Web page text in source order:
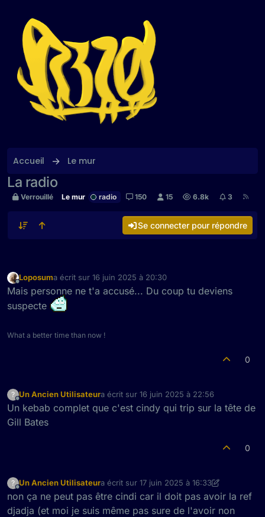
Accueil Le mur
La radio
Verrouillé Le mur radio 150 15 6.8k 3
Se connecter pour répondre
Hors-ligne
Loposuma écrit sur 16 juin 2025 à 20:30
dernière édition par
Mais personne ne t'a accusé... Du coup tu deviens
suspecte
What a better time than now !
0
?
Hors-ligne
Un Ancien Utilisateura écrit sur 16 juin 2025 à 22:56
dernière édition par
Un kebab complet que c'est cindy qui trip sur la tête de
Gill Bates
0
? Un Ancien Utilisateura écrit sur 17 juin 2025 à 16:33
dernière édition par Un Ancien Utilisateur
non ça ne peut pas être cindi car il doit pas avoir la ref
djadja (et moi je suis même pas sure de l'avoir non